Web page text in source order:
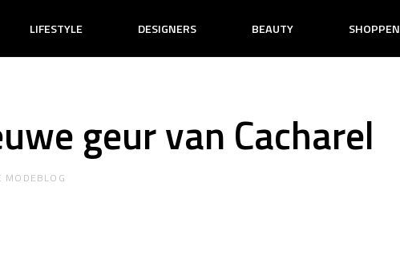
LIFESTYLE DESIGNERS BEAUTY SHOPPEN
geur van Cacharel
MODEBLOG